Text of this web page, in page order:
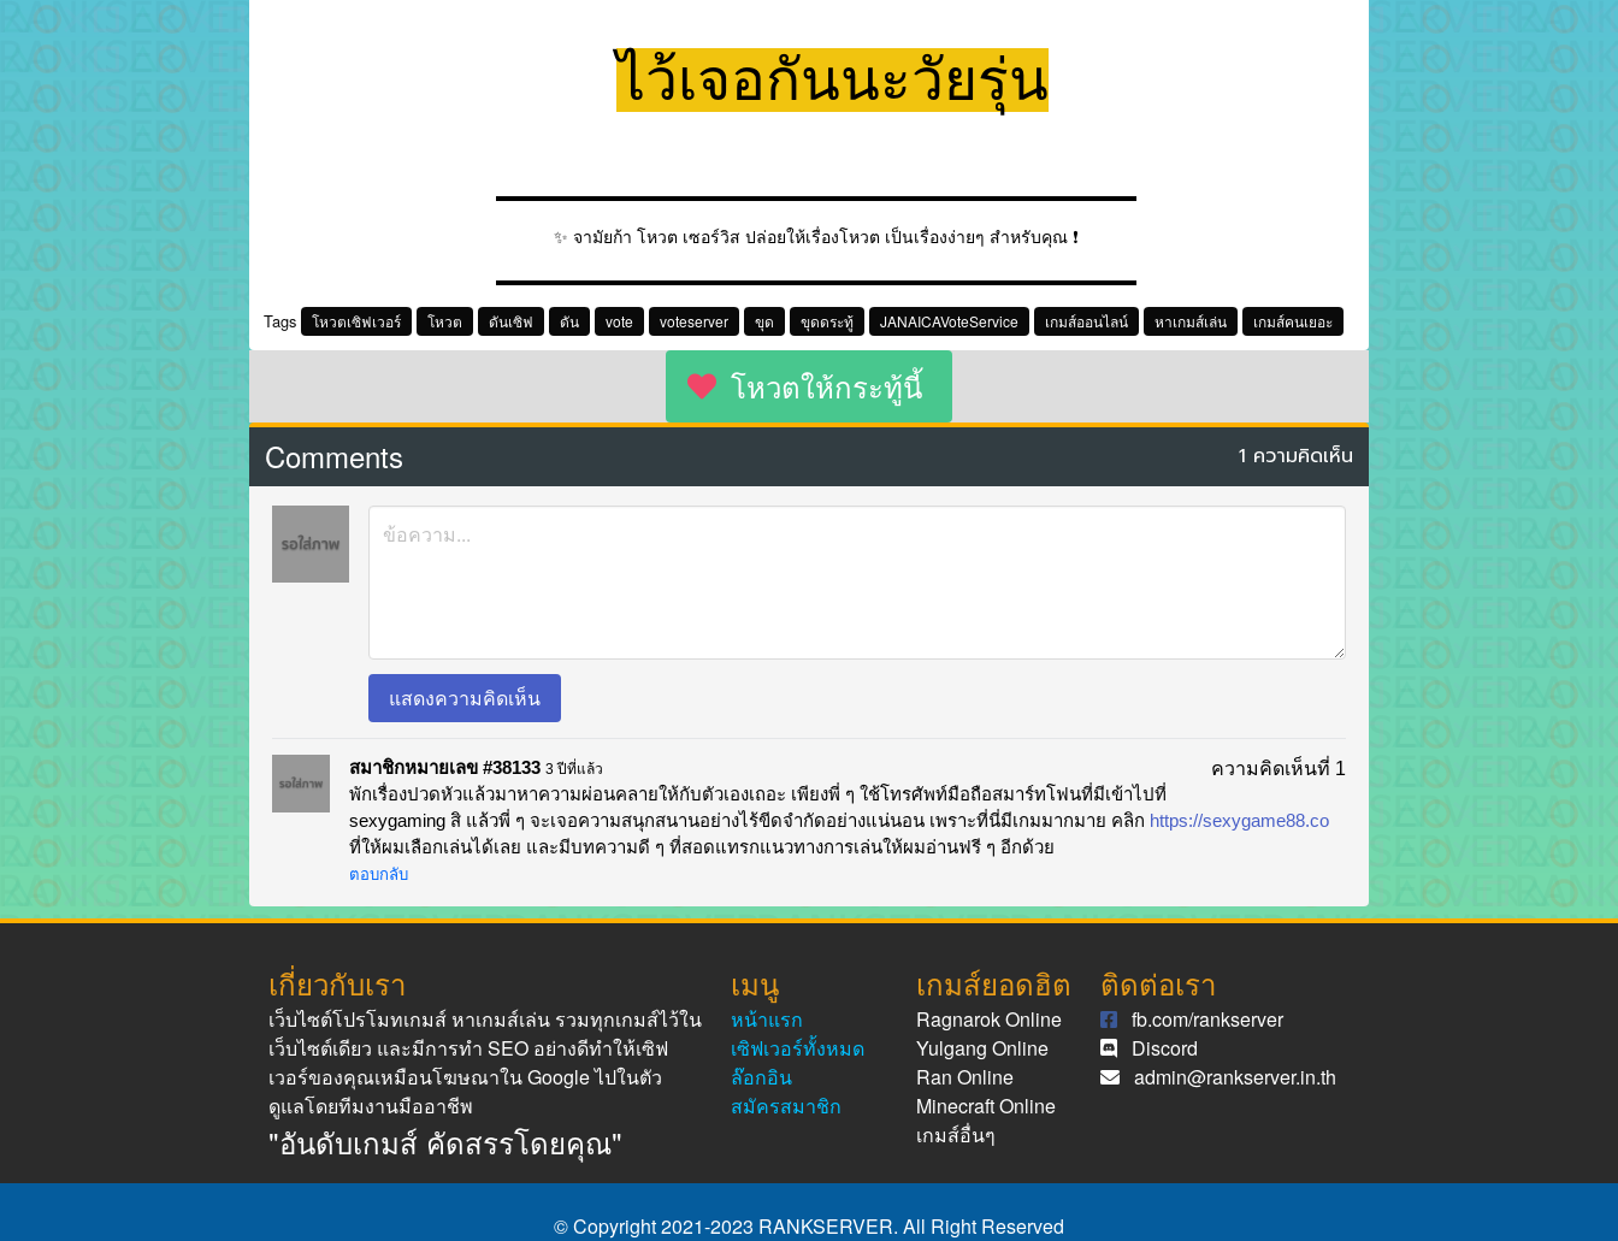
ไว้เจอกันนะวัยรุ่น
▬▬▬▬▬▬▬▬▬▬▬▬▬▬▬▬▬▬▬▬▬▬▬▬▬▬▬▬▬▬▬▬▬▬▬▬▬▬
✨ จามัยก้า โหวต เซอร์วิส ปล่อยให้เรื่องโหวต เป็นเรื่องง่ายๆ สำหรับคุณ ❗
▬▬▬▬▬▬▬▬▬▬▬▬▬▬▬▬▬▬▬▬▬▬▬▬▬▬▬▬▬▬▬▬▬▬▬▬▬▬
Tags โหวตเซิฟเวอร์ โหวต ดันเซิฟ ดัน vote voteserver ขุด ขุดดระทู้ JANAICAVoteService เกมส์ออนไลน์ หาเกมส์เล่น เกมส์คนเยอะ
โหวตให้กระทู้นี้
Comments
1 ความคิดเห็น
แสดงความคิดเห็น
สมาชิกหมายเลข #38133 3 ปีที่แล้ว
ความคิดเห็นที่ 1
พักเรื่องปวดหัวแล้วมาหาความผ่อนคลายให้กับตัวเองเถอะ เพียงพี่ ๆ ใช้โทรศัพท์มือถือสมาร์ทโฟนที่มีเข้าไปที่
sexygaming สิ แล้วพี่ ๆ จะเจอความสนุกสนานอย่างไร้ขีดจำกัดอย่างแน่นอน เพราะที่นี่มีเกมมากมาย คลิก https://sexygame88.co
ที่ให้ผมเลือกเล่นได้เลย และมีบทความดี ๆ ที่สอดแทรกแนวทางการเล่นให้ผมอ่านฟรี ๆ อีกด้วย
ตอบกลับ
เกี่ยวกับเรา
เว็บไซต์โปรโมทเกมส์ หาเกมส์เล่น รวมทุกเกมส์ไว้ใน
เว็บไซต์เดียว และมีการทำ SEO อย่างดีทำให้เซิฟ
เวอร์ของคุณเหมือนโฆษณาใน Google ไปในตัว
ดูแลโดยทีมงานมืออาชีพ
"อันดับเกมส์ คัดสรรโดยคุณ"
เมนู
หน้าแรก
เซิฟเวอร์ทั้งหมด
ล๊อกอิน
สมัครสมาชิก
เกมส์ยอดฮิต
Ragnarok Online
Yulgang Online
Ran Online
Minecraft Online
เกมส์อื่นๆ
ติดต่อเรา
fb.com/rankserver
Discord
admin@rankserver.in.th
© Copyright 2021-2023 RANKSERVER. All Right Reserved